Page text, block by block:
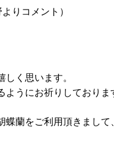
りコメント）
く思います。
うにお祈りしておりま
蘭をご利用頂きまして